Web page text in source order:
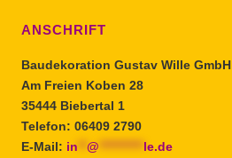
ANSCHRIFT
Baudekoration Gustav Wille GmbH
Am Freien Koben 28
35444 Biebertal 1
Telefon: 06409 2790
E-Mail: in **@ le.de